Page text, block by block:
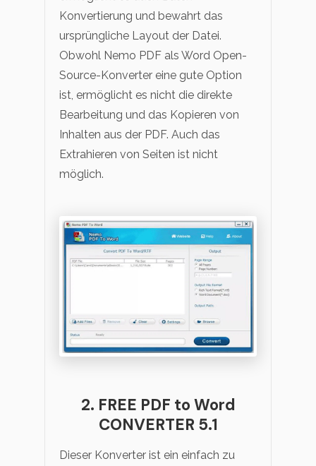
Konvertierung und bewahrt das
ursprüngliche Layout der Datei.
Obwohl Nemo PDF als Word Open-
Source-Konverter eine gute Option
ist, ermöglicht es nicht die direkte
Bearbeitung und das Kopieren von
Inhalten aus der PDF. Auch das
Extrahieren von Seiten ist nicht
möglich.
2. FREE PDF to Word
CONVERTER 5.1
Dieser Konverter ist ein einfach zu